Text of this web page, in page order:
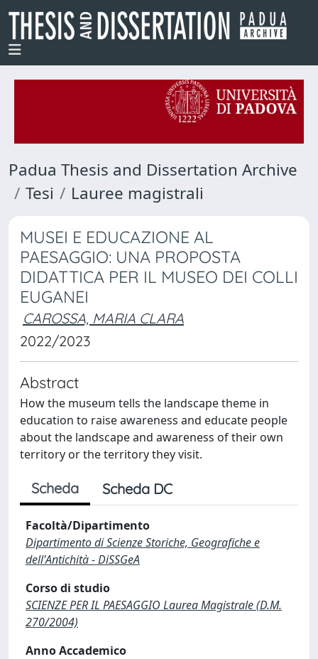
Padua Thesis and Dissertation Archive
Tesi
Lauree magistrali
MUSEI E EDUCAZIONE AL
PAESAGGIO: UNA PROPOSTA
DIDATTICA PER IL MUSEO DEI COLLI
EUGANEI
CAROSSA, MARIA CLARA
2022/2023
Abstract
How the museum tells the landscape theme in
education to raise awareness and educate people
about the landscape and awareness of their own
territory or the territory they visit.
Scheda Scheda DC
Facoltà/Dipartimento
Dipartimento di Scienze Storiche, Geografiche e
dell'Antichità - DiSSGeA
Corso di studio
SCIENZE PER IL PAESAGGIO Laurea Magistrale (D.M.
270/2004)
Anno Accademico